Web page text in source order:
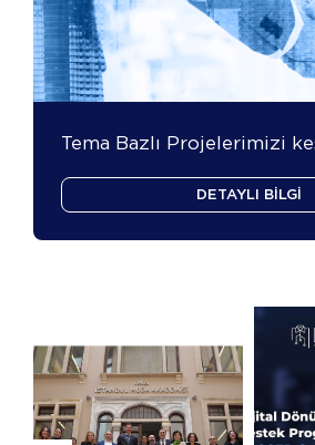
Tema Bazlı Projelerimizi
DETAYLI BİLGİ